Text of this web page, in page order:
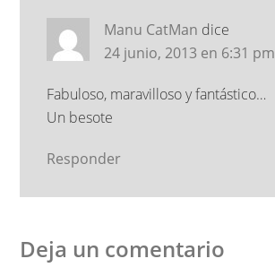
Manu CatMan dice
24 junio, 2013 en 6:31 pm
Fabuloso, maravilloso y fantástico…
Un besote
Responder
Deja un comentario